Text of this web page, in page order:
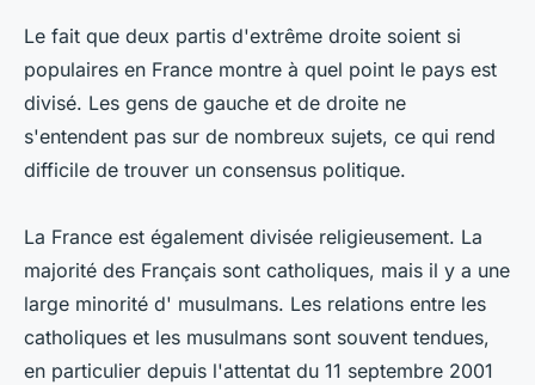
Le fait que deux partis d'extrême droite soient si
populaires en France montre à quel point le pays est
divisé. Les gens de gauche et de droite ne
s'entendent pas sur de nombreux sujets, ce qui rend
difficile de trouver un consensus politique.
La France est également divisée religieusement. La
majorité des Français sont catholiques, mais il y a une
large minorité d' musulmans. Les relations entre les
catholiques et les musulmans sont souvent tendues,
en particulier depuis l'attentat du 11 septembre 2001